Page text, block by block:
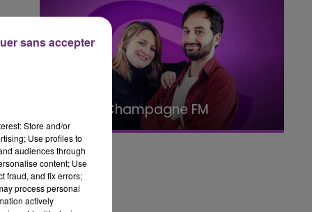
Le Club Champagne FM
Store and/or
Use profiles to
audiences through
content; Use
fraud, and fix errors;
process personal
actively
sans accepter